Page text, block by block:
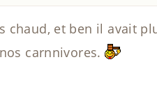
chaud, et ben il avait
carnnivores.